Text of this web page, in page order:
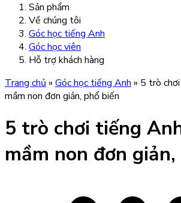
Sản phẩm
Về chúng tôi
Góc học tiếng Anh
Góc học viên
Hỗ trợ khách hàng
Trang chủ » Góc học tiếng Anh » 5 trò
mầm non đơn giản, phổ biến
5 trò chơi tiếng
mầm non đơn